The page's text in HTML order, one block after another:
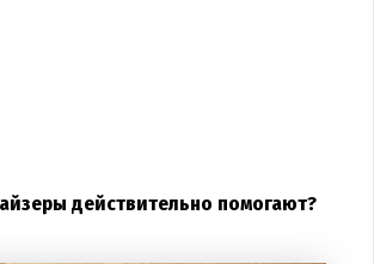
действительно помогают?